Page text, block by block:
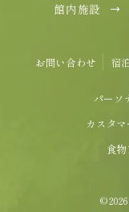
館内施設
お問い合わせ 宿
パーソ
カスタ
食
©